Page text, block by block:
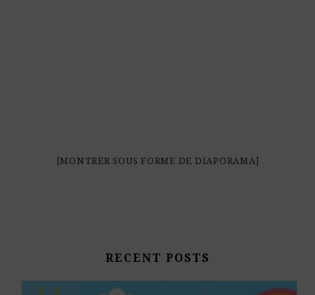
[MONTRER SOUS FORME DE DIAPORAMA]
RECENT POSTS